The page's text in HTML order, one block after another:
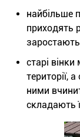
найбільше
приходять
старі
території,
ними
складають